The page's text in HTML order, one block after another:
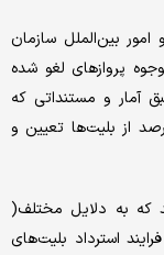
بین‌الملل سازمان
پروازهای لغو شده
آمار و مستنداتی که
هواپیمایی ارائه می‌دهند بیش از ۹۰ درصد از بلیت‌ها تعیین و
که به دلایل مختلف(
استرداد بلیت‌های